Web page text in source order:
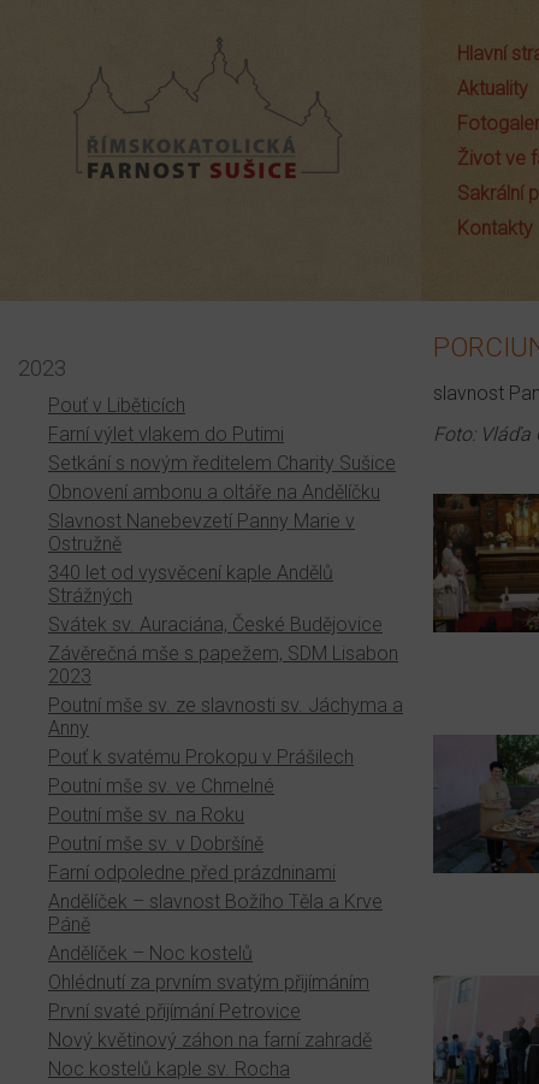
Hlavní
Aktuality
Život ve
Sakrální
Kontakty
slavnost
Foto: Vláďa
2023
Pouť v Liběticích
Farní výlet vlakem do Putimi
Setkání s novým ředitelem Charity Sušice
Obnovení ambonu a oltáře na Andělíčku
Slavnost Nanebevzetí Panny Marie v
Ostružně
340 let od vysvěcení kaple Andělů
Strážných
Svátek sv. Auraciána, České Budějovice
Závěrečná mše s papežem, SDM Lisabon
2023
Poutní mše sv. ze slavnosti sv. Jáchyma a
Anny
Pouť k svatému Prokopu v Prášilech
Poutní mše sv. ve Chmelné
Poutní mše sv. na Roku
Poutní mše sv. v Dobršíně
Farní odpoledne před prázdninami
Andělíček – slavnost Božího Těla a Krve
Páně
Andělíček – Noc kostelů
Ohlédnutí za prvním svatým přijímáním
První svaté přijímání Petrovice
Nový květinový záhon na farní zahradě
Noc kostelů kaple sv. Rocha